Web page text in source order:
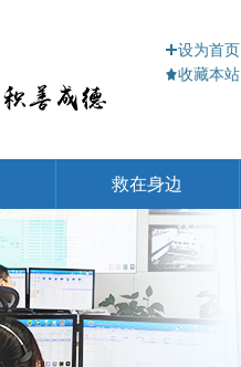
设为首页
收藏本站
救在身边